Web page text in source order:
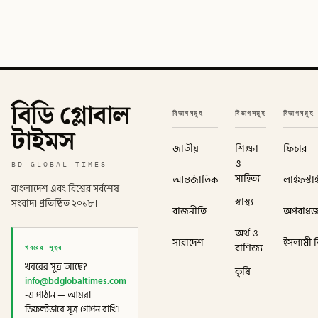
বিডি গ্লোবাল
টাইমস
BD GLOBAL TIMES
বাংলাদেশ এবং বিশ্বের সর্বশেষ
সংবাদ। প্রতিষ্ঠিত ২০১৮।
খবরের সূত্র
খবরের সূত্র আছে?
info@bdglobaltimes.com
-এ পাঠান — আমরা
ডিফল্টভাবে সূত্র গোপন রাখি।
বিভাগসমূহ
জাতীয়
আন্তর্জাতিক
রাজনীতি
সারাদেশ
বিভাগসমূহ
শিক্ষা
ও
সাহিত্য
স্বাস্থ্য
অর্থ ও
বাণিজ্য
কৃষি
বিভাগসমূহ
ফিচার
ইসলামী